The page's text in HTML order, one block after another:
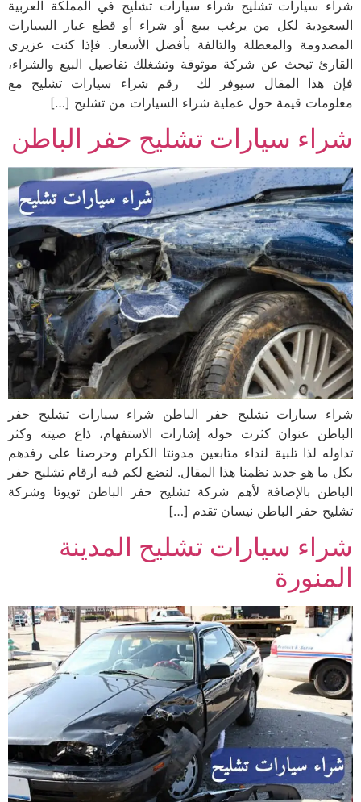
شراء سيارات تشليح شراء سيارات تشليح في المملكة العربية
السعودية لكل من يرغب ببيع أو شراء أو قطع غيار السيارات
المصدومة والمعطلة والتالفة بأفضل الأسعار. فإذا كنت عزيزي
القارئ تبحث عن شركة موثوقة وتشغلك تفاصيل البيع والشراء،
فإن هذا المقال سيوفر لك رقم شراء سيارات تشليح مع
معلومات قيمة حول عملية شراء السيارات من تشليح […]
شراء سيارات تشليح حفر الباطن
شراء سيارات تشليح حفر الباطن شراء سيارات تشليح حفر
الباطن عنوان كثرت حوله إشارات الاستفهام، ذاع صيته وكثر
تداوله لذا تلبية لنداء متابعين مدونتا الكرام وحرصنا على رفدهم
بكل ما هو جديد نظمنا هذا المقال. لنضع لكم فيه ارقام تشليح حفر
الباطن بالإضافة لأهم شركة تشليح حفر الباطن تويوتا وشركة
تشليح حفر الباطن نيسان تقدم […]
شراء سيارات تشليح المدينة
المنورة